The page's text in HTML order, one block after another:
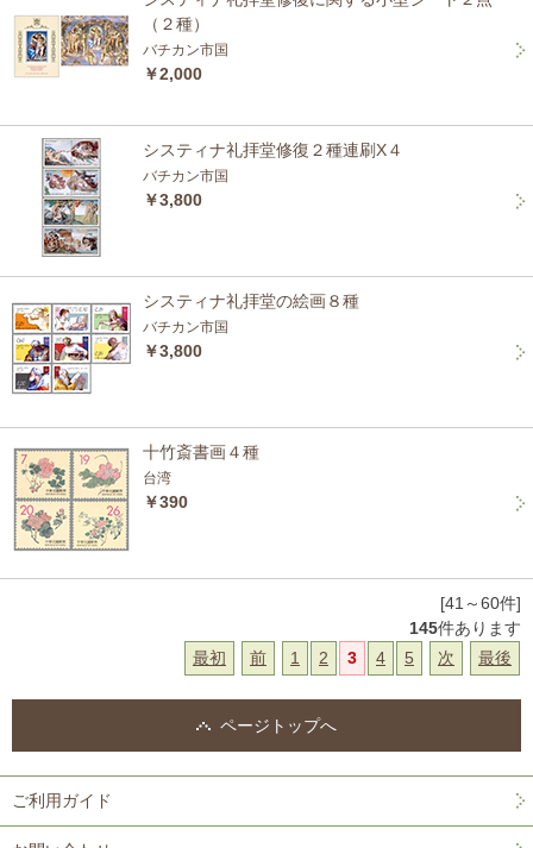
（２種）
バチカン市国
￥2,000
システィナ礼拝堂修復２種連刷X４
バチカン市国
￥3,800
システィナ礼拝堂の絵画８種
バチカン市国
￥3,800
十竹斎書画４種
台湾
￥390
[41～60件]
145件あります
最初
前 1 2 3 4 5 次 最後
ページトップへ
ご利用ガイド